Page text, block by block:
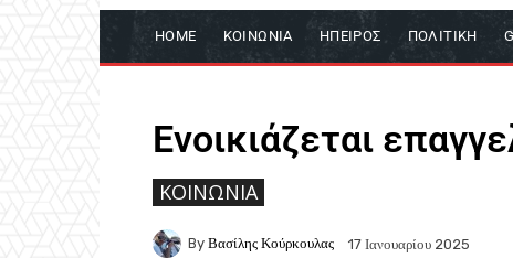
HOME ΚΟΙΝΩΝΊΑ ΉΠΕΙΡΟΣ ΠΟΛΙΤΙΚΉ
Ενοικιάζεται
ΚΟΙΝΩΝΙΑ
By Βασίλης Κούρκουλας 17 Ιανουαρίου 2025